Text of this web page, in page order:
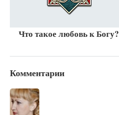
Что такое любовь к Богу?
Комментарии